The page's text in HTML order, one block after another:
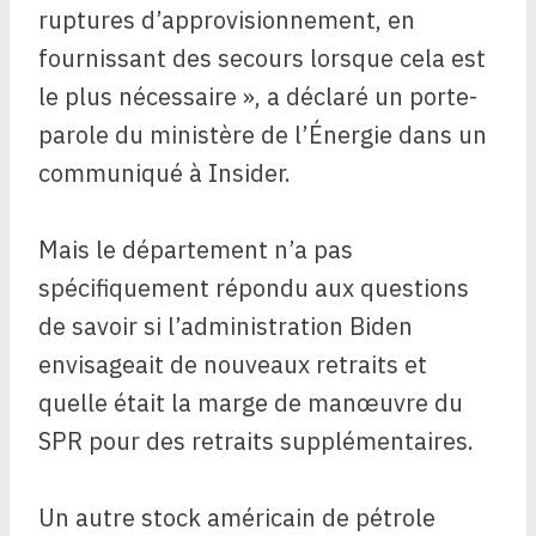
ruptures d’approvisionnement, en
fournissant des secours lorsque cela est
le plus nécessaire », a déclaré un porte-
parole du ministère de l’Énergie dans un
communiqué à Insider.
Mais le département n’a pas
spécifiquement répondu aux questions
de savoir si l’administration Biden
envisageait de nouveaux retraits et
quelle était la marge de manœuvre du
SPR pour des retraits supplémentaires.
Un autre stock américain de pétrole